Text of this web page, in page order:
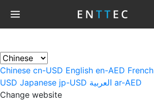
Chinese cn-USD English en-AED French
USD Japanese jp-USD العربية ar-AED
Change website